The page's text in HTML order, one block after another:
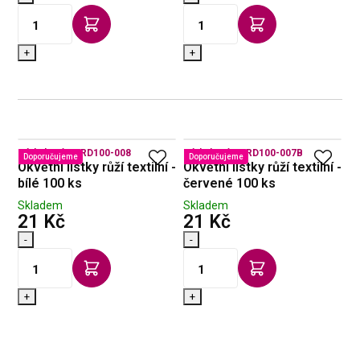
+ +
Doporučujeme
Kód zboží:PLRD100-008
Okvětní lístky růží textilní -
bílé 100 ks
Skladem
21 Kčs DPH
-
+
Doporučujeme
Kód zboží:PLRD100-007B
Okvětní lístky růží textilní -
červené 100 ks
Skladem
21 Kčs DPH
-
+